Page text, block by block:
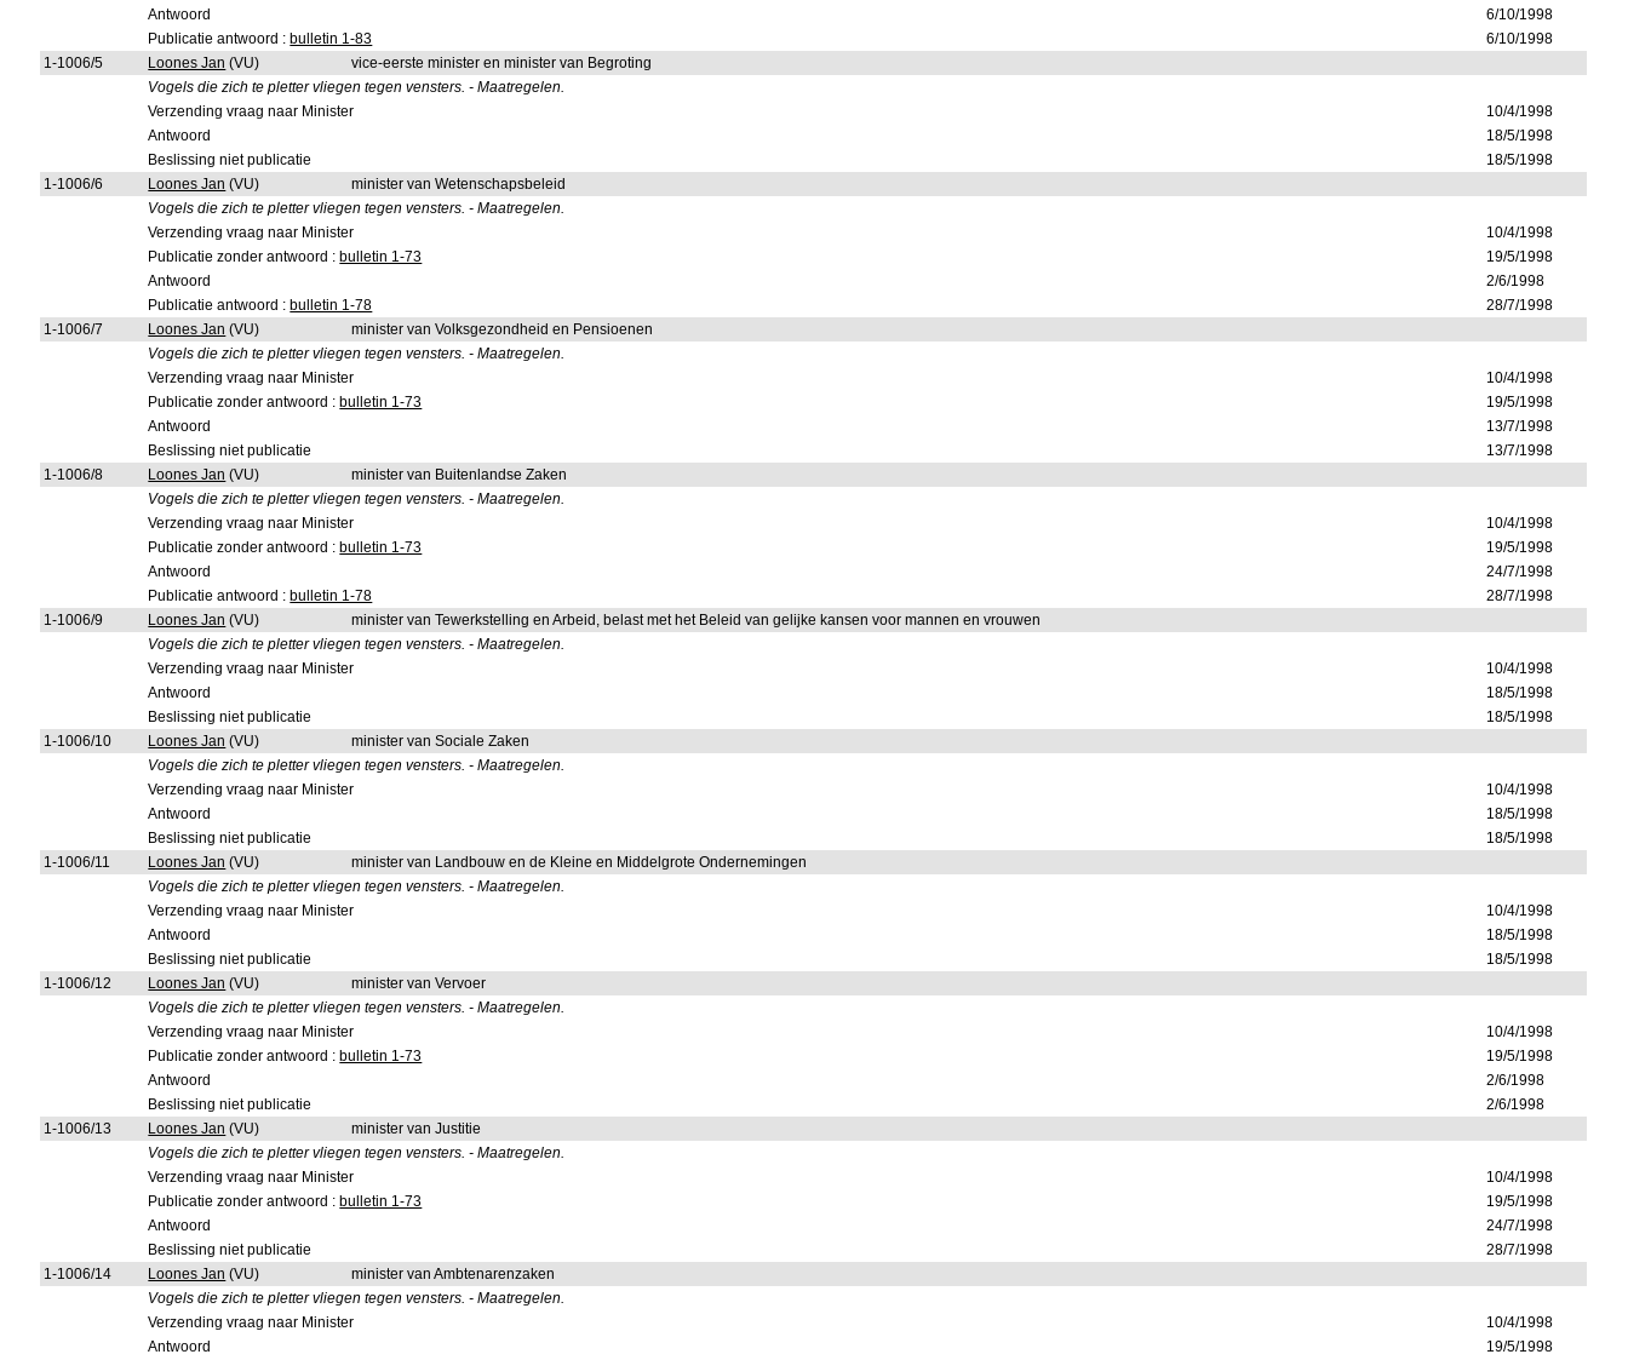
Antwoord
6/10/1998
Publicatie antwoord : bulletin 1-83
6/10/1998
1-1006/5
Loones Jan (VU)
vice-eerste minister en minister van Begroting
Vogels die zich te pletter vliegen tegen vensters. - Maatregelen.
Verzending vraag naar Minister
10/4/1998
Antwoord
18/5/1998
Beslissing niet publicatie
18/5/1998
1-1006/6
Loones Jan (VU)
minister van Wetenschapsbeleid
Vogels die zich te pletter vliegen tegen vensters. - Maatregelen.
Verzending vraag naar Minister
10/4/1998
Publicatie zonder antwoord : bulletin 1-73
19/5/1998
Antwoord
2/6/1998
Publicatie antwoord : bulletin 1-78
28/7/1998
1-1006/7
Loones Jan (VU)
minister van Volksgezondheid en Pensioenen
Vogels die zich te pletter vliegen tegen vensters. - Maatregelen.
Verzending vraag naar Minister
10/4/1998
Publicatie zonder antwoord : bulletin 1-73
19/5/1998
Antwoord
13/7/1998
Beslissing niet publicatie
13/7/1998
1-1006/8
Loones Jan (VU)
minister van Buitenlandse Zaken
Vogels die zich te pletter vliegen tegen vensters. - Maatregelen.
Verzending vraag naar Minister
10/4/1998
Publicatie zonder antwoord : bulletin 1-73
19/5/1998
Antwoord
24/7/1998
Publicatie antwoord : bulletin 1-78
28/7/1998
1-1006/9
Loones Jan (VU)
minister van Tewerkstelling en Arbeid, belast met het Beleid van gelijke kansen voor mannen en vrouwen
Vogels die zich te pletter vliegen tegen vensters. - Maatregelen.
Verzending vraag naar Minister
10/4/1998
Antwoord
18/5/1998
Beslissing niet publicatie
18/5/1998
1-1006/10
Loones Jan (VU)
minister van Sociale Zaken
Vogels die zich te pletter vliegen tegen vensters. - Maatregelen.
Verzending vraag naar Minister
10/4/1998
Antwoord
18/5/1998
Beslissing niet publicatie
18/5/1998
1-1006/11
Loones Jan (VU)
minister van Landbouw en de Kleine en Middelgrote Ondernemingen
Vogels die zich te pletter vliegen tegen vensters. - Maatregelen.
Verzending vraag naar Minister
10/4/1998
Antwoord
18/5/1998
Beslissing niet publicatie
18/5/1998
1-1006/12
Loones Jan (VU)
minister van Vervoer
Vogels die zich te pletter vliegen tegen vensters. - Maatregelen.
Verzending vraag naar Minister
10/4/1998
Publicatie zonder antwoord : bulletin 1-73
19/5/1998
Antwoord
2/6/1998
Beslissing niet publicatie
2/6/1998
1-1006/13
Loones Jan (VU)
minister van Justitie
Vogels die zich te pletter vliegen tegen vensters. - Maatregelen.
Verzending vraag naar Minister
10/4/1998
Publicatie zonder antwoord : bulletin 1-73
19/5/1998
Antwoord
24/7/1998
Beslissing niet publicatie
28/7/1998
1-1006/14
Loones Jan (VU)
minister van Ambtenarenzaken
Vogels die zich te pletter vliegen tegen vensters. - Maatregelen.
Verzending vraag naar Minister
10/4/1998
Antwoord
19/5/1998